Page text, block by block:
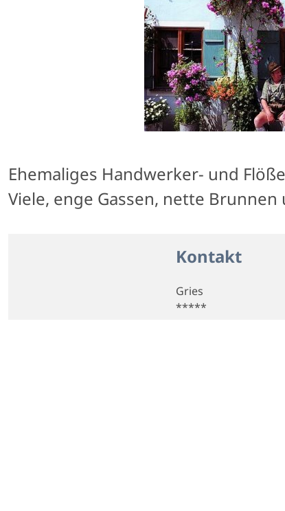
Ehemaliges Handwerker- und
Viele, enge Gassen, nette
Kontakt
Gries
*****